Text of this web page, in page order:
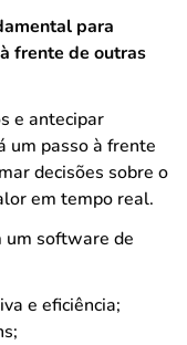
para
frente de outras
e antecipar
um passo à frente
decisões sobre o
em tempo real.
um software de
e eficiência;